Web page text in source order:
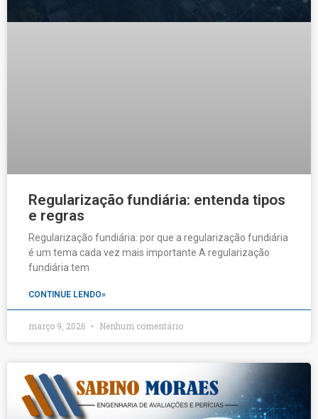
Regularização fundiária: entenda tipos
e regras
Regularização fundiária: por que a regularização fundiária
é um tema cada vez mais importante A regularização
fundiária tem
CONTINUE LENDO»
março 9, 2026 Nenhum comentário